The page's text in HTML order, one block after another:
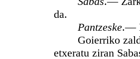
da.
Pantzeske.—
Goierriko zaldi
etxeratu ziran